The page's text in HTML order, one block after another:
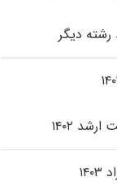
دیگر
۱۴۰۲